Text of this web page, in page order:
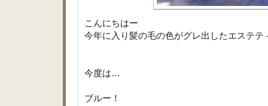
こんにちはー
今年に入り髪の毛の色がグレ出したエステテ
今度は…
ブルー！